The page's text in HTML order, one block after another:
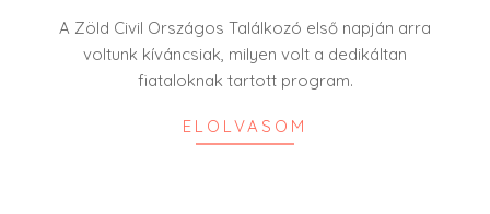
10
A Zöld Civil Országos Találkozó első napján arra
voltunk kíváncsiak, milyen volt a dedikáltan
fiataloknak tartott program.
ELOLVASOM